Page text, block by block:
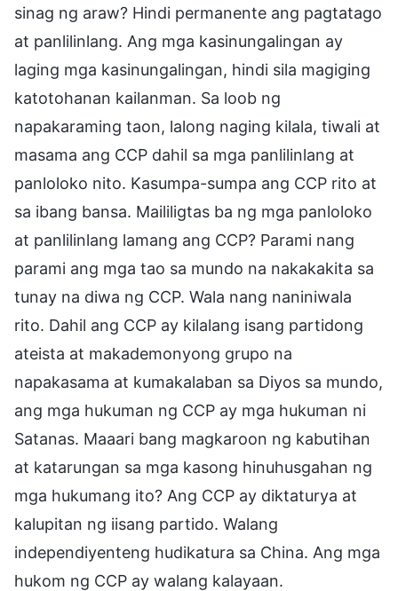
sinag ng araw? Hindi permanente ang pagtatago
at panlilinlang. Ang mga kasinungalingan ay
laging mga kasinungalingan, hindi sila magiging
katotohanan kailanman. Sa loob ng
napakaraming taon, lalong naging kilala, tiwali at
masama ang CCP dahil sa mga panlilinlang at
panloloko nito. Kasumpa-sumpa ang CCP rito at
sa ibang bansa. Maililigtas ba ng mga panloloko
at panlilinlang lamang ang CCP? Parami nang
parami ang mga tao sa mundo na nakakakita sa
tunay na diwa ng CCP. Wala nang naniniwala
rito. Dahil ang CCP ay kilalang isang partidong
ateista at makademonyong grupo na
napakasama at kumakalaban sa Diyos sa mundo,
ang mga hukuman ng CCP ay mga hukuman ni
Satanas. Maaari bang magkaroon ng kabutihan
at katarungan sa mga kasong hinuhusgahan ng
mga hukumang ito? Ang CCP ay diktaturya at
kalupitan ng iisang partido. Walang
independiyenteng hudikatura sa China. Ang mga
hukom ng CCP ay walang kalayaan.